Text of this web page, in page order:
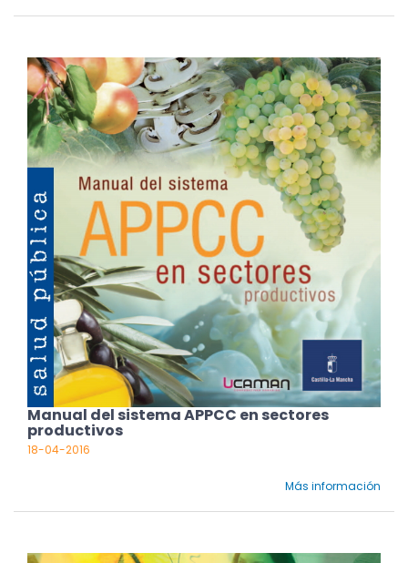
Manual del sistema APPCC en sectores
productivos
18-04-2016
Más información